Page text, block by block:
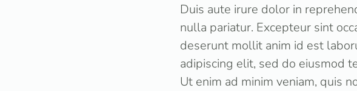
Duis aute irure dolor in
nulla pariatur. Excepteur sint
deserunt mollit anim id est
adipiscing elit, sed do eiusmod
Ut enim ad minim veniam, quis